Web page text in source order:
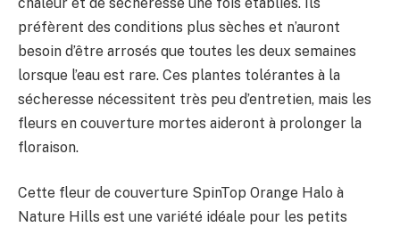
préfèrent des conditions plus sèches et n’auront
besoin d’être arrosés que toutes les deux semaines
lorsque l’eau est rare. Ces plantes tolérantes à la
sécheresse nécessitent très peu d’entretien, mais les
fleurs en couverture mortes aideront à prolonger la
floraison.
Cette fleur de couverture SpinTop Orange Halo à
Nature Hills est une variété idéale pour les petits